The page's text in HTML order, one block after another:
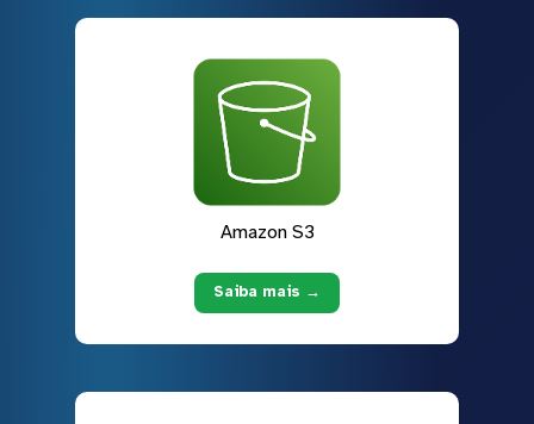
Amazon S3
Saiba mais →